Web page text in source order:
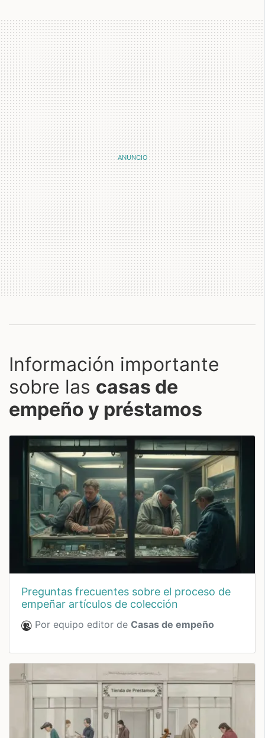
Información importante
sobre las casas de
empeño y préstamos
preguntas frecuentes sobre el proceso de
empeñar artículos de colección
Por equipo editor de Casas de empeño